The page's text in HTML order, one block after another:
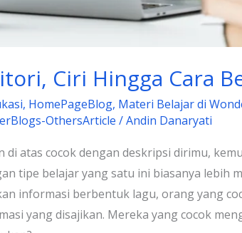
Ciri Hingga Cara
, HomePageBlog, Materi Belajar di
OthersArticle /Andin Danaryati
atas cocok dengan deskripsi dirimu,
tipe belajar yang satu ini biasanya lebih
informasi berbentuk lagu, orang yang
yang disajikan. Mereka yang cocok